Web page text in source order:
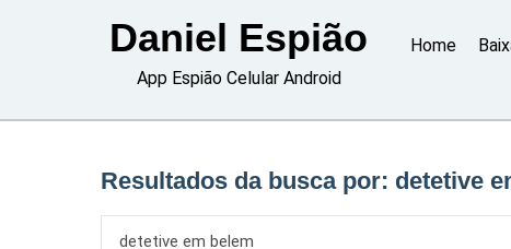
Daniel Espião
App Espião Celular Android
Home
Resultados da busca por: detetive